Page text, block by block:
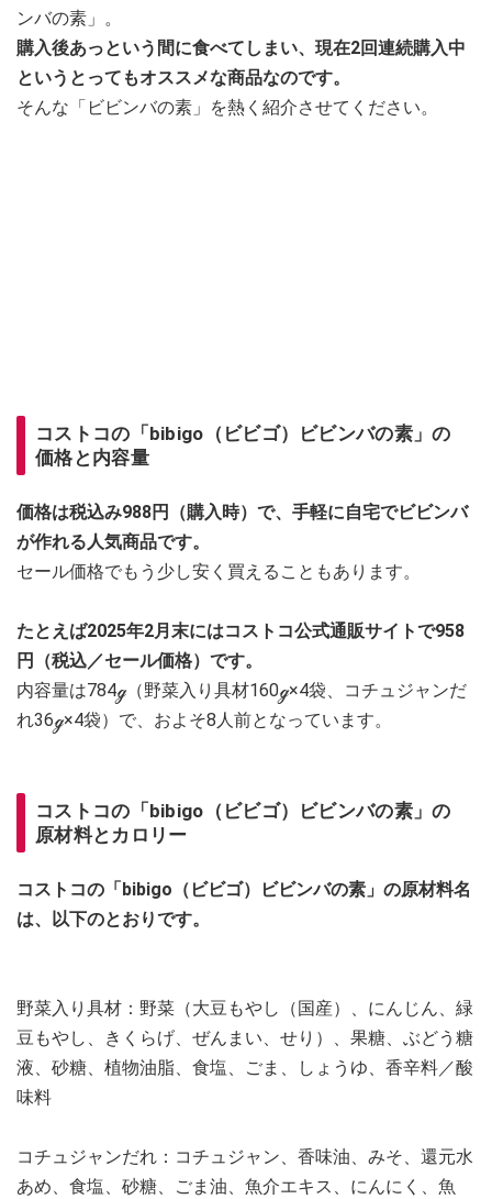
ンバの素」。
購入後あっという間に食べてしまい、現在2回連続購入中
というとってもオススメな商品なのです。
そんな「ビビンバの素」を熱く紹介させてください。
コストコの「bibigo（ビビゴ）ビビンバの素」の
価格と内容量
価格は税込み988円（購入時）で、手軽に自宅でビビンバ
が作れる人気商品です。
セール価格でもう少し安く買えることもあります。
たとえば2025年2月末にはコストコ公式通販サイトで958
円（税込／セール価格）です。
内容量は784ℊ（野菜入り具材160ℊ×4袋、コチュジャンだ
れ36ℊ×4袋）で、およそ8人前となっています。
コストコの「bibigo（ビビゴ）ビビンバの素」の
原材料とカロリー
コストコの「bibigo（ビビゴ）ビビンバの素」の原材料名
は、以下のとおりです。
野菜入り具材：野菜（大豆もやし（国産）、にんじん、緑
豆もやし、きくらげ、ぜんまい、せり）、果糖、ぶどう糖
液、砂糖、植物油脂、食塩、ごま、しょうゆ、香辛料／酸
味料
コチュジャンだれ：コチュジャン、香味油、みそ、還元水
あめ、食塩、砂糖、ごま油、魚介エキス、にんにく、魚